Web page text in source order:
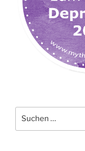
nach: